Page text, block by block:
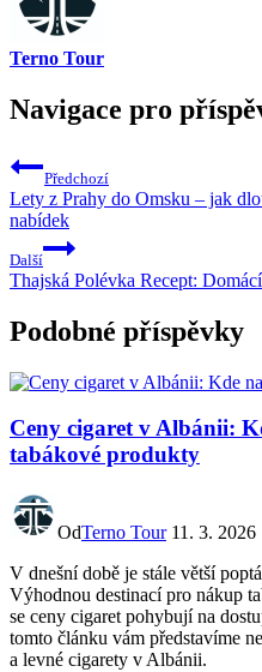
Terno Tour
Navigace pro
Předchozí
Lety z Prahy do Omsku – jak
nabídek
Další
Thajská Polévka Recept:
Podobné příspěvky
Ceny cigaret v Albánii:
tabákové produkty
OdTerno Tour 11. 3. 2026
V dnešní době je stále větší
Výhodnou destinací pro nákup
se ceny cigaret pohybují na
tomto článku vám představíme
a levné cigarety v Albánii.